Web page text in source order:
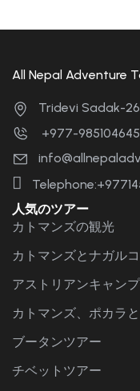
All Nepal Adventure
Tridevi Sadak-
+977-
人気のツアー
カトマンズの観光
カトマンズとナガル
アストリアンキャン
カトマンズ、ポカラ
ブータンツアー
チベットツアー